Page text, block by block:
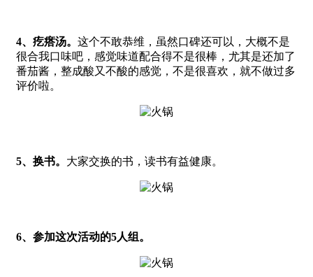
4、疙瘩汤。 这个不敢恭维，虽然口碑还可以，大概不是
很合我口味吧，感觉味道配合得不是很棒，尤其是还加了
番茄酱，整成酸又不酸的感觉，不是很喜欢，就不做过多
评价啦。
5、换书。 大家交换的书，读书有益健康。
6、参加这次活动的5人组。